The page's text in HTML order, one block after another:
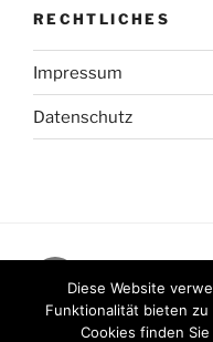
RECHTLICHES
Impressum
Datenschutz
Diese Website
Funktionalität bieten
Cookies finden